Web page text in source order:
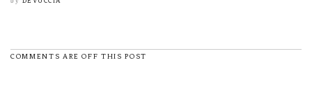
COMMENTS ARE OFF THIS POST